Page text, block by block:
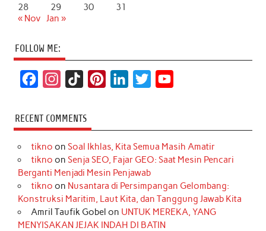
28
29 30
31
« Nov Jan »
FOLLOW ME:
c
e
b
o
k
s
t
a
r
a
m
k
T
o
k
t
e
r
e
s
t
k
e
d
I
n
t
t
r
T
u
e
RECENT COMMENTS
tikno on Soal Ikhlas, Kita Semua Masih Amatir
tikno on Senja SEO, Fajar GEO: Saat Mesin Pencari
Berganti Menjadi Mesin Penjawab
tikno on Nusantara di Persimpangan Gelombang:
Konstruksi Maritim, Laut Kita, dan Tanggung Jawab Kita
Amril Taufik Gobel on UNTUK MEREKA, YANG
MENYISAKAN JEJAK INDAH DI BATIN